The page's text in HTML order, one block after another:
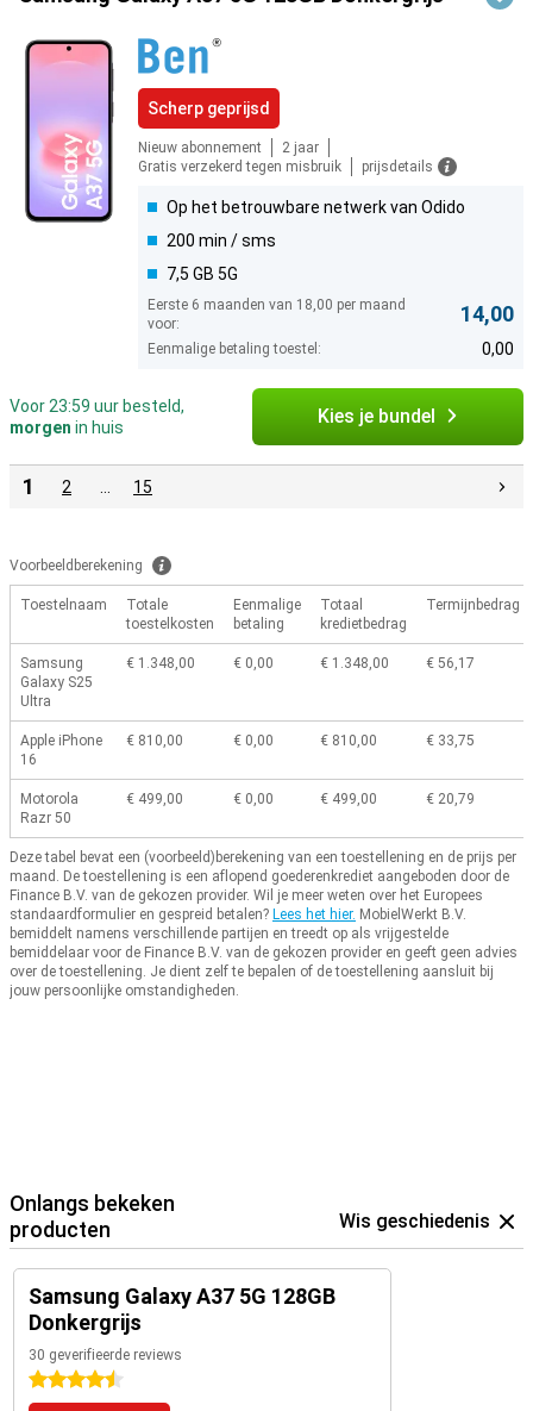
Scherp geprijsd
Nieuw abonnement
2 jaar
Gratis verzekerd tegen misbruik
prijsdetails
Op het betrouwbare netwerk van Odido
200 min / sms
7,5 GB 5G
Eerste 6 maanden van 18,00 per maand
voor:
14,00
Eenmalige betaling toestel: 0,00
Voor 23:59 uur besteld,
morgen in huis Kies je bundel
1 2 … 15
Voorbeeldberekening
Toestelnaam
Totale
toestelkosten
Eenmalige
betaling
Totaal
kredietbedrag
Termijnbedrag
Samsung
Galaxy S25
Ultra
€ 1.348,00 € 0,00 € 1.348,00 € 56,17
Apple iPhone
16
€ 810,00 € 0,00 € 810,00 € 33,75
Motorola
Razr 50
€ 499,00 € 0,00 € 499,00 € 20,79
Deze tabel bevat een (voorbeeld)berekening van een toestellening en de prijs per
maand. De toestellening is een aflopend goederenkrediet aangeboden door de
Finance B.V. van de gekozen provider. Wil je meer weten over het Europees
standaardformulier en gespreid betalen? Lees het hier. MobielWerkt B.V.
bemiddelt namens verschillende partijen en treedt op als vrijgestelde
bemiddelaar voor de Finance B.V. van de gekozen provider en geeft geen advies
over de toestellening. Je dient zelf te bepalen of de toestellening aansluit bij
jouw persoonlijke omstandigheden.
Onlangs bekeken
producten
Wis geschiedenis
Samsung Galaxy A37 5G 128GB
Donkergrijs
30 geverifieerde reviews
4.5 sterren